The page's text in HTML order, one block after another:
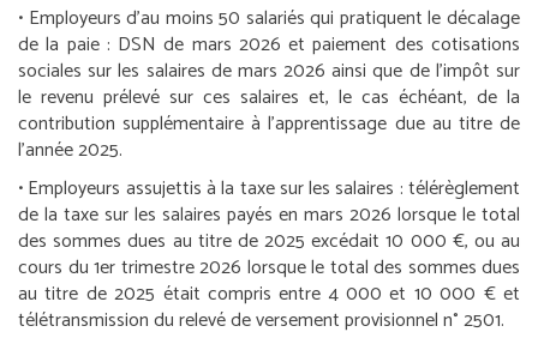
• Employeurs d’au moins 50 salariés qui pratiquent le décalage
de la paie : DSN de mars 2026 et paiement des cotisations
sociales sur les salaires de mars 2026 ainsi que de l’impôt sur
le revenu prélevé sur ces salaires et, le cas échéant, de la
contribution supplémentaire à l’apprentissage due au titre de
l’année 2025.
•Employeurs assujettis à la taxe sur les salaires :télérèglement
de la taxe sur les salaires payés en mars 2026 lorsque le total
des sommes dues au titre de 2025 excédait 10 000 €, ou au
cours du 1ertrimestre 2026 lorsque le total des sommes dues
au titre de 2025 était compris entre 4 000 et 10 000 € et
télétransmission du relevé de versement provisionnel n° 2501.